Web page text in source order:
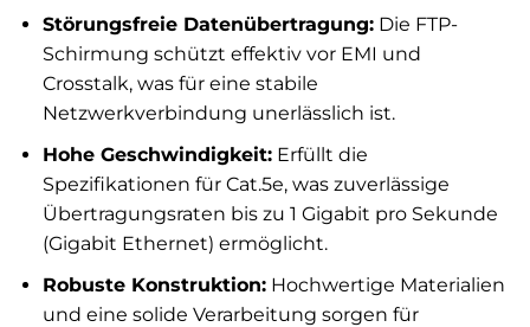
Störungsfreie Datenübertragung:Die FTP-
Schirmung schützt effektiv vor EMI und
Crosstalk, was für eine stabile
Netzwerkverbindung unerlässlich ist.
Hohe Geschwindigkeit:Erfüllt die
Spezifikationen für Cat.5e, was zuverlässige
Übertragungsraten bis zu 1 Gigabit pro Sekunde
(Gigabit Ethernet) ermöglicht.
Robuste Konstruktion:Hochwertige Materialien
und eine solide Verarbeitung sorgen für